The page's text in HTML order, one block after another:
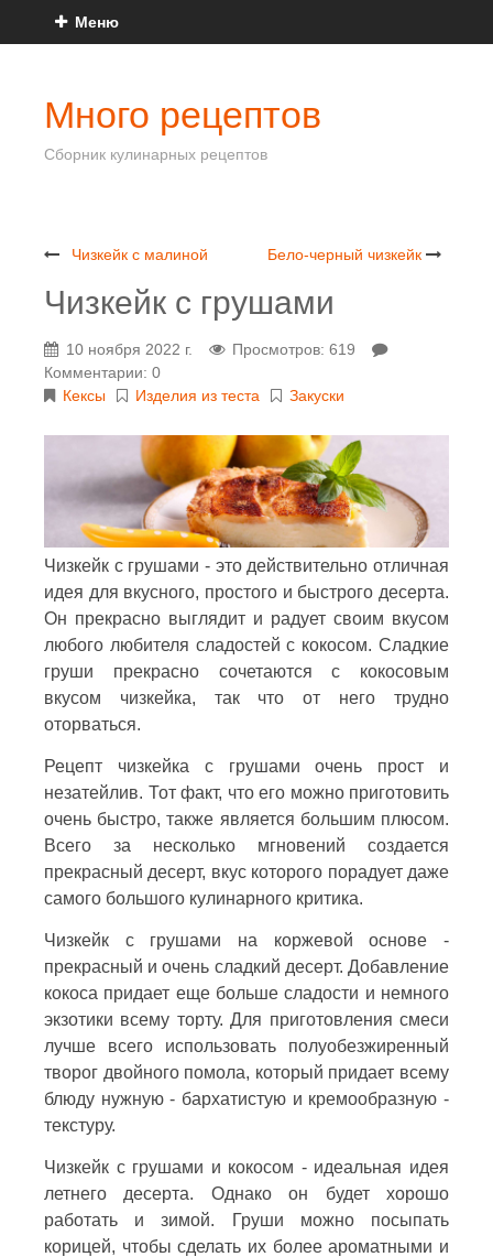
Меню
Много рецептов
Сборник кулинарных рецептов
Чизкейк с малиной Бело-черный чизкейк
Чизкейк с грушами
10 ноября 2022 г.
Просмотров: 619
Комментарии: 0
Кексы
Изделия из теста Закуски
Чизкейк с грушами - это действительно отличная
идея для вкусного, простого и быстрого десерта.
Он прекрасно выглядит и радует своим вкусом
любого любителя сладостей с кокосом. Сладкие
груши прекрасно сочетаются с кокосовым
вкусом чизкейка, так что от него трудно
оторваться.
Рецепт чизкейка с грушами очень прост и
незатейлив. Тот факт, что его можно приготовить
очень быстро, также является большим плюсом.
Всего за несколько мгновений создается
прекрасный десерт, вкус которого порадует даже
самого большого кулинарного критика.
Чизкейк с грушами на коржевой основе -
прекрасный и очень сладкий десерт. Добавление
кокоса придает еще больше сладости и немного
экзотики всему торту. Для приготовления смеси
лучше всего использовать полуобезжиренный
творог двойного помола, который придает всему
блюду нужную - бархатистую и кремообразную -
текстуру.
Чизкейк с грушами и кокосом - идеальная идея
летнего десерта. Однако он будет хорошо
работать и зимой. Груши можно посыпать
корицей, чтобы сделать их более ароматными и